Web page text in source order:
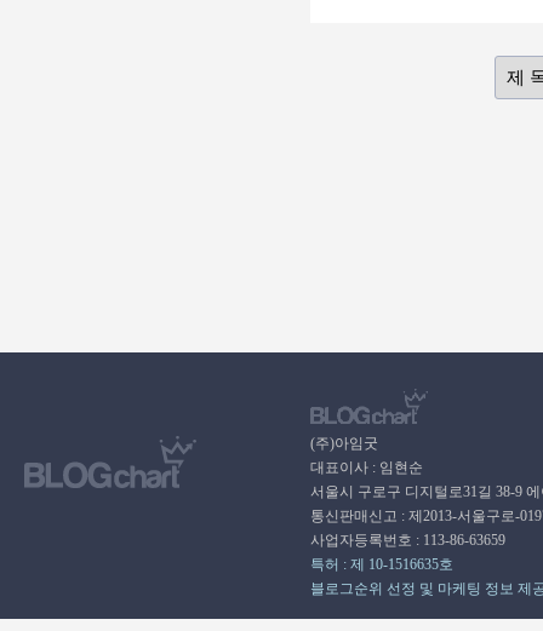
(주)아임굿
대표이사 : 임현순
서울시 구로구 디지털로31길 38-9
통신판매신고 : 제2013-서울구로-
사업자등록번호 : 113-86-63659
특허 : 제 10-1516635호
블로그순위 선정 및 마케팅 정보 제